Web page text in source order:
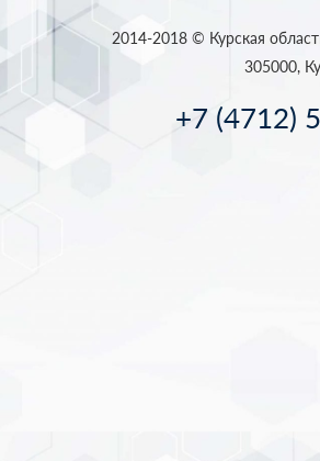
2014-2018 © Курская
305000,
+7 (4712)